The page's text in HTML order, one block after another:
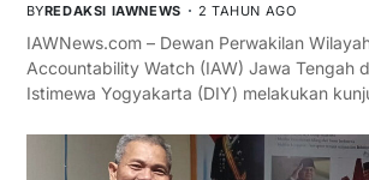
BYREDAKSI IAWNEWS 2 TAHUN AGO
IAWNews.com – Dewan Perwakilan
Accountability Watch (IAW) Jawa Tengah
Istimewa Yogyakarta (DIY) melakukan